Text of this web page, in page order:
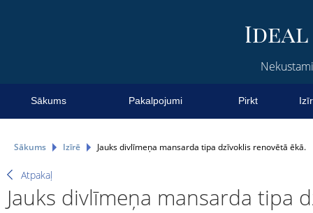
Sākums Pakalpojumi Pirkt
Sākums Izīrē Jauks divlīmeņa mansarda tipa dzīvoklis renovētā ēkā.
Atpakaļ
Jauks divlīmeņa mansarda tipa